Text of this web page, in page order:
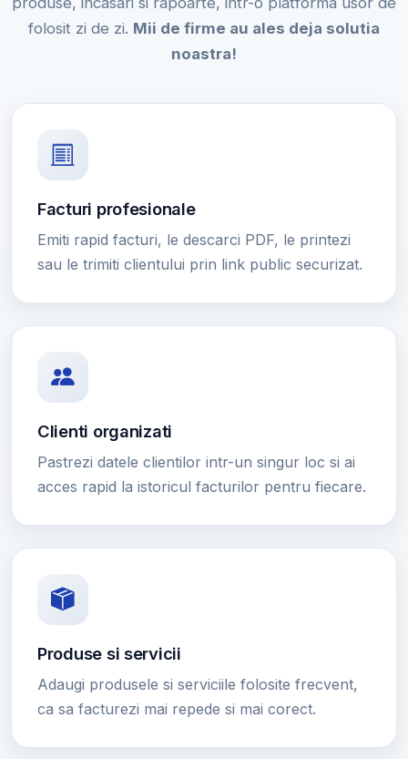
folosit zi de zi. Mii de firme au ales deja solutia
noastra!
Facturi profesionale
Emiti rapid facturi, le descarci PDF, le printezi
sau le trimiti clientului prin link public securizat.
Clienti organizati
Pastrezi datele clientilor intr-un singur loc si ai
acces rapid la istoricul facturilor pentru fiecare.
Produse si servicii
Adaugi produsele si serviciile folosite frecvent,
ca sa facturezi mai repede si mai corect.